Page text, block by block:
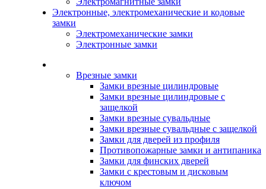
Электронные, электромеханические и кодовые
замки
Электромеханические замки
Электронные замки
Врезные замки
Замки врезные цилиндровые
Замки врезные цилиндровые с
защелкой
Замки врезные сувальдные
Замки врезные сувальдные с защелкой
Замки для дверей из профиля
Противопожарные замки и антипаника
Замки для финских дверей
Замки с крестовым и дисковым
ключом